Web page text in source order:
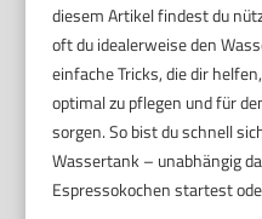
diesem Artikel findest du
oft du idealerweise den
einfache Tricks, die dir
optimal zu pflegen und für
sorgen. So bist du schnell
Wassertank – unabhängig
Espressokochen startest